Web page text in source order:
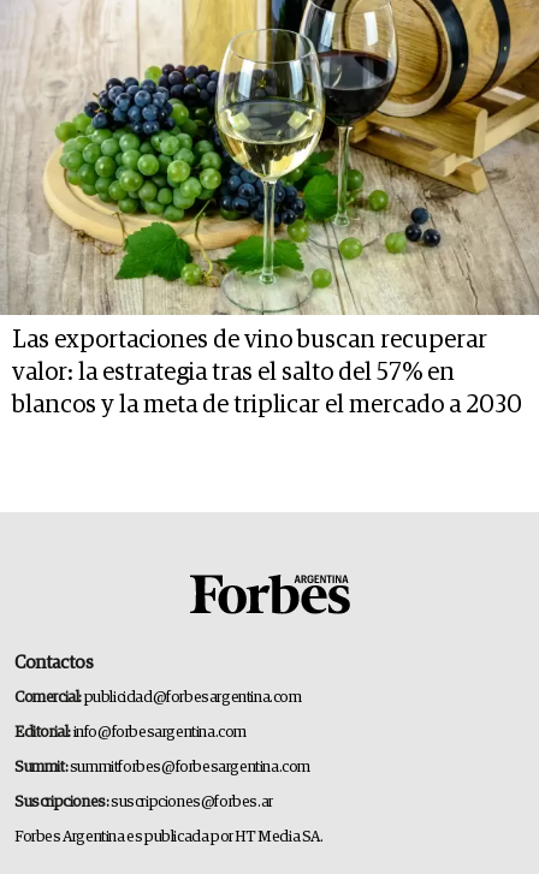
Las exportaciones de vino buscan recuperar
valor: la estrategia tras el salto del 57% en
blancos y la meta de triplicar el mercado a 2030
Contactos
Comercial:publicidad@forbesargentina.com
Editorial:info@forbesargentina.com
Summit:summitforbes@forbesargentina.com
Suscripciones:suscripciones@forbes.ar
Forbes Argentina es publicada por HT Media SA.